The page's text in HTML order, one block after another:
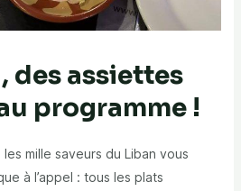
des assiettes
programme !
mille saveurs du Liban vous
à l’appel : tous les plats